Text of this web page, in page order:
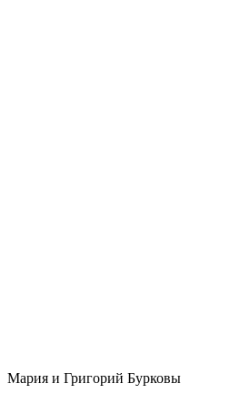
Мария и Григорий Бурковы